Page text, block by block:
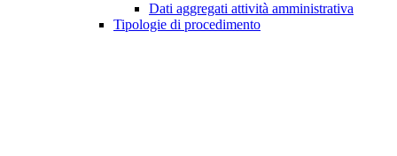
Dati aggregati attività amministrativa
Tipologie di procedimento